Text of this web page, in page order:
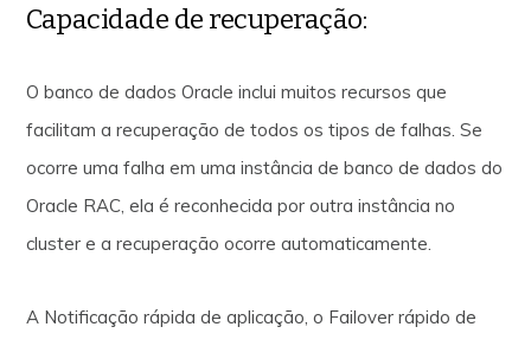
Capacidade de recuperação:
O banco de dados Oracle inclui muitos recursos que
facilitam a recuperação de todos os tipos de falhas. Se
ocorre uma falha em uma instância de banco de dados do
Oracle RAC, ela é reconhecida por outra instância no
cluster e a recuperação ocorre automaticamente.
A Notificação rápida de aplicação, o Failover rápido de